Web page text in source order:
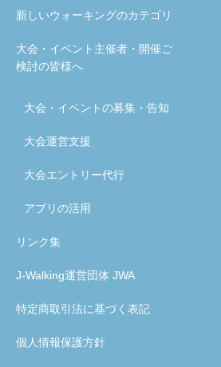
新しいウォーキングのカテゴリ
大会・イベント主催者・開催ご
検討の皆様へ
大会・イベントの募集・告知
大会運営支援
大会エントリー代行
アプリの活用
リンク集
J-Walking運営団体 JWA
特定商取引法に基づく表記
個人情報保護方針